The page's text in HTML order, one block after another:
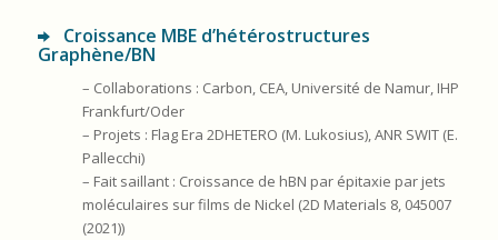
Croissance MBE d’hétérostructures
Graphène/BN
– Collaborations : Carbon, CEA, Université de Namur, IHP
Frankfurt/Oder
– Projets : Flag Era 2DHETERO (M. Lukosius), ANR SWIT (E.
Pallecchi)
– Fait saillant : Croissance de hBN par épitaxie par jets
moléculaires sur films de Nickel (2D Materials 8, 045007
(2021))